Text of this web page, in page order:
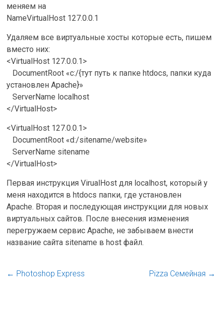
меняем на
NameVirtualHost 127.0.0.1
Удаляем все виртуальные хосты которые есть, пишем
вместо них:
<VirtualHost 127.0.0.1>
DocumentRoot «c:/{тут путь к папке htdocs, папки куда
установлен Apache}»
ServerName localhost
</VirtualHost>
<VirtualHost 127.0.0.1>
DocumentRoot «d:/sitename/website»
ServerName sitename
</VirtualHost>
Первая инструкция VirualHost для localhost, который у
меня находится в htdocs папки, где установлен
Apache. Вторая и последующая инструкции для новых
виртуальных сайтов. После внесения изменения
перегружаем сервис Apache, не забываем внести
название сайта sitename в host файл.
← Photoshop Express Pizza Семейная →